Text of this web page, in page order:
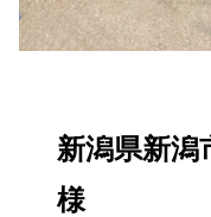
新潟県新潟
様